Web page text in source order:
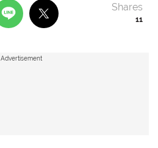
11
Shares
Advertisement